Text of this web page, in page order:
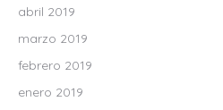
abril 2019
marzo 2019
febrero 2019
enero 2019